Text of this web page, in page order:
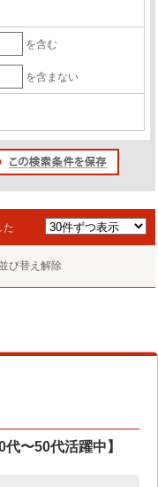
を含む
を含まない
た
並び替え解除
〜50代活躍中】